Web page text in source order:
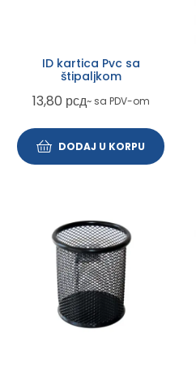
ID kartica Pvc sa
štipaljkom
13,80 рсд~ sa PDV-om
DODAJ U KORPU